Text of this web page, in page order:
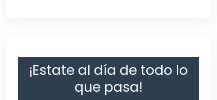
¡Estate al día de todo lo
que pasa!